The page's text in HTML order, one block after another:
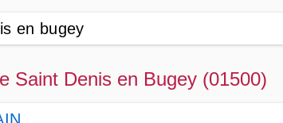
en bugey
Saint Denis en Bugey (01500)